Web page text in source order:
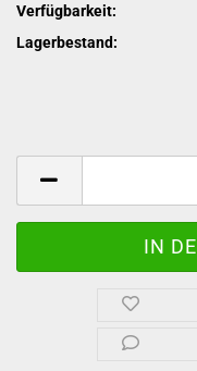
Verfügbarkeit:
Lagerbestand: